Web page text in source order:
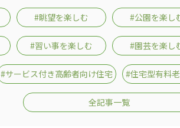
#眺望を楽しむ #公園を楽し
#習い事を楽しむ #園芸を楽し
#サービス付き高齢者向け住宅 #住宅型有料
全記事一覧